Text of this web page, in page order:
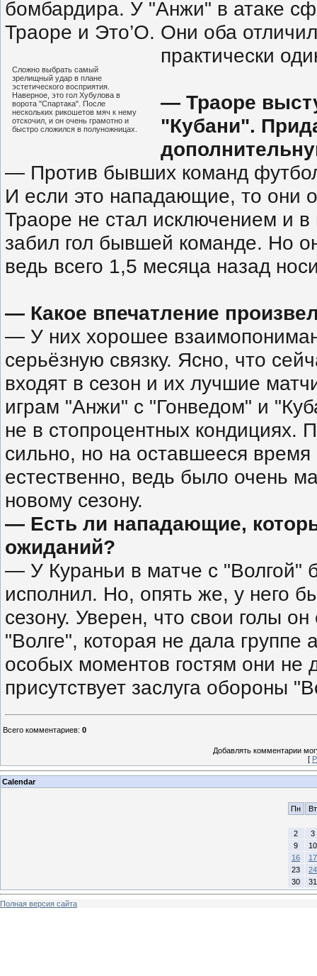
бомбардира. У "Анжи" в атаке
Траоре и Это’О. Они оба
практически
Сложно выбрать самый
зрелищный удар в плане
эстетического восприятия.
Наверное, это гол Хубулова в
ворота "Спартака". После
нескольких рикошетов мяч к нему
отскочил, и он очень грамотно и
быстро сложился в полуножницах.
— Траоре
"Кубани".
— Против бывших команд
И если это нападающие, то они
Траоре не стал исключением и
забил гол бывшей команде. Но
ведь всего 1,5 месяца назад
— Какое впечатление
— У них хорошее
серьёзную связку. Ясно, что
входят в сезон и их лучшие
играм "Анжи" с "Гонведом" и
не в стопроцентных кондициях.
сильно, но на оставшееся время
естественно, ведь было очень
новому сезону.
— Есть ли нападающие,
ожиданий?
— У Кураньи в матче с "Волгой"
исполнил. Но, опять же, у него
сезону. Уверен, что свои голы
"Волге", которая не дала группе
особых моментов гостям они не
присутствует заслуга обороны
Всего комментариев: 0
Добавлять комментарии
[
Calendar
Пн Вт
2
3
9
10
16
17
23
24
30
31
Полная версия сайта